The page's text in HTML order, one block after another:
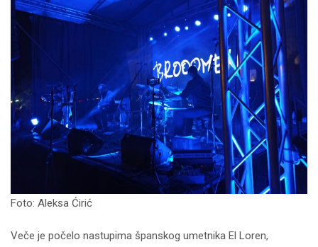
Foto: Aleksa Ćirić
Veče je počelo nastupima španskog umetnika El Loren,